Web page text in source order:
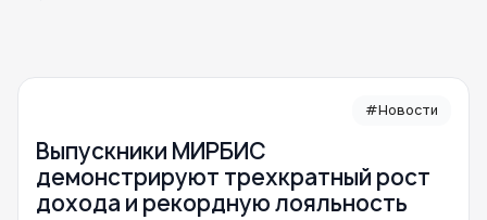
#Новости
Выпускники МИРБИС
демонстрируют трехкратный рост
дохода и рекордную лояльность